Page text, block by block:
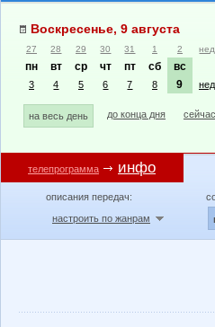
Воскресенье, 9 августа
27 28 29 30 31 1 2
пн вт ср чт пт сб вс
3 4 5 6 7 8 9
на весь день до конца дня
телепрограмма инфо
описания передач:
настроить по жанрам